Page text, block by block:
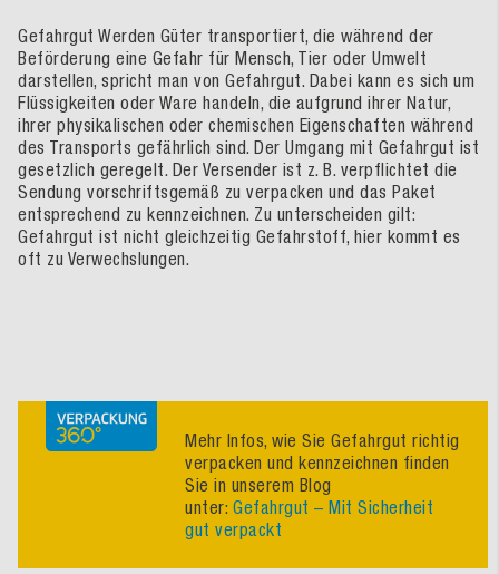
Gefahrgut Werden Güter transportiert, die während der
Beförderung eine Gefahr für Mensch, Tier oder Umwelt
darstellen, spricht man von Gefahrgut. Dabei kann es sich um
Flüssigkeiten oder Ware handeln, die aufgrund ihrer Natur,
ihrer physikalischen oder chemischen Eigenschaften während
des Transports gefährlich sind. Der Umgang mit Gefahrgut ist
gesetzlich geregelt. Der Versender ist z. B. verpflichtet die
Sendung vorschriftsgemäß zu verpacken und das Paket
entsprechend zu kennzeichnen. Zu unterscheiden gilt:
Gefahrgut ist nicht gleichzeitig Gefahrstoff, hier kommt es
oft zu Verwechslungen.
Mehr Infos, wie Sie Gefahrgut richtig
verpacken und kennzeichnen finden
Sie in unserem Blog
unter: Gefahrgut – Mit Sicherheit
gut verpackt